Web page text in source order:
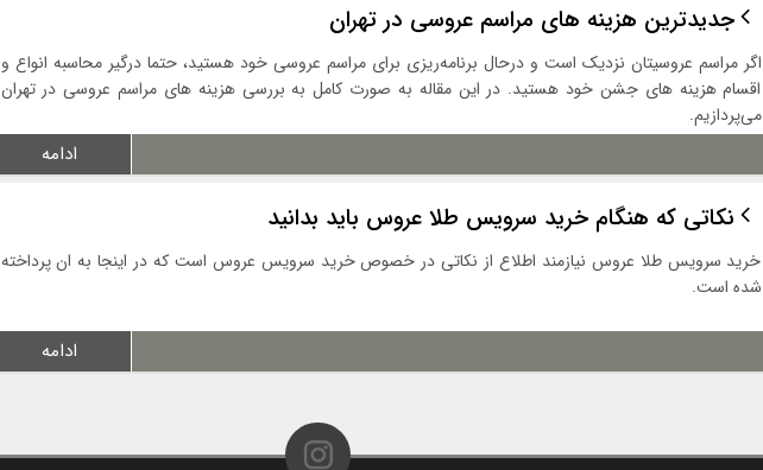
جدیدترین هزینه های مراسم عروسی در تهران
اگر مراسم عروسیتان نزدیک است و درحال برنامه‌ریزی برای مراسم عروسی خود هستید، حتما درگیر محاسبه انواع و
اقسام هزینه های جشن خود هستید. در این مقاله به صورت کامل به بررسی هزینه های مراسم عروسی در تهران
می‌پردازیم.
ادامه
نکاتی که هنگام خرید سرویس طلا عروس باید بدانید
خرید سرویس طلا عروس نیازمند اطلاع از نکاتی در خصوص خرید سرویس عروس است که در اینجا به ان پرداخته
شده است.
ادامه